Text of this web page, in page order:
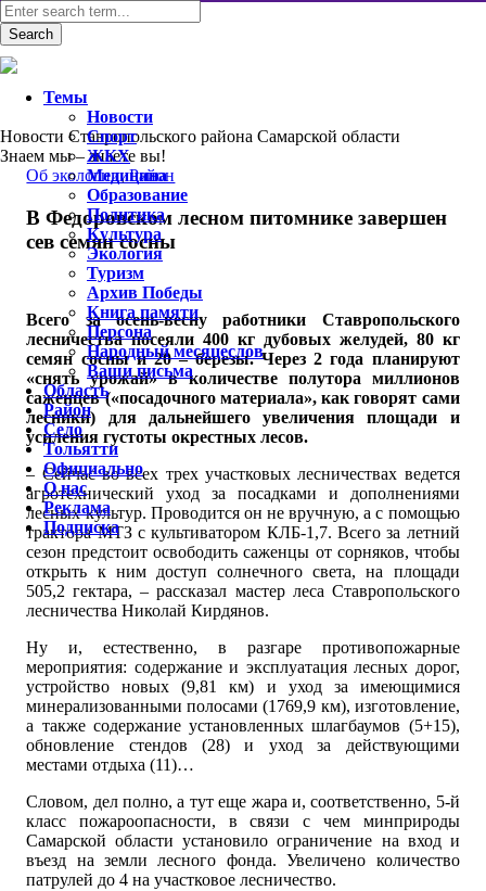
Новости Ставропольского района Самарской области
Знаем мы – знаете вы!
Об экологии,Район
В Федоровском лесном питомнике завершен
сев семян сосны
Всего за осень-весну работники Ставропольского
лесничества посеяли 400 кг дубовых желудей, 80 кг
семян сосны и 20 – березы. Через 2 года планируют
«снять урожай» в количестве полутора миллионов
саженцев («посадочного материала», как говорят сами
лесники) для дальнейшего увеличения площади и
усиления густоты окрестных лесов.
– Сейчас во всех трех участковых лесничествах ведется
агротехнический уход за посадками и дополнениями
лесных культур. Проводится он не вручную, а с помощью
трактора МТЗ с культиватором КЛБ-1,7. Всего за летний
сезон предстоит освободить саженцы от сорняков, чтобы
открыть к ним доступ солнечного света, на площади
505,2 гектара, – рассказал мастер леса Ставропольского
лесничества Николай Кирдянов.
Ну и, естественно, в разгаре противопожарные
мероприятия: содержание и эксплуатация лесных дорог,
устройство новых (9,81 км) и уход за имеющимися
минерализованными полосами (1769,9 км), изготовление,
а также содержание установленных шлагбаумов (5+15),
обновление стендов (28) и уход за действующими
местами отдыха (11)…
Словом, дел полно, а тут еще жара и, соответственно, 5-й
класс пожароопасности, в связи с чем минприроды
Самарской области установило ограничение на вход и
въезд на земли лесного фонда. Увеличено количество
патрулей до 4 на участковое лесничество.
Темы
Новости
Спорт
ЖКХ
Медицина
Образование
Политика
Культура
Экология
Туризм
Архив Победы
Книга памяти
Персона
Народный месяцеслов
Ваши письма
Область
Район
Село
Тольятти
Официально
О нас
Реклама
Подписка